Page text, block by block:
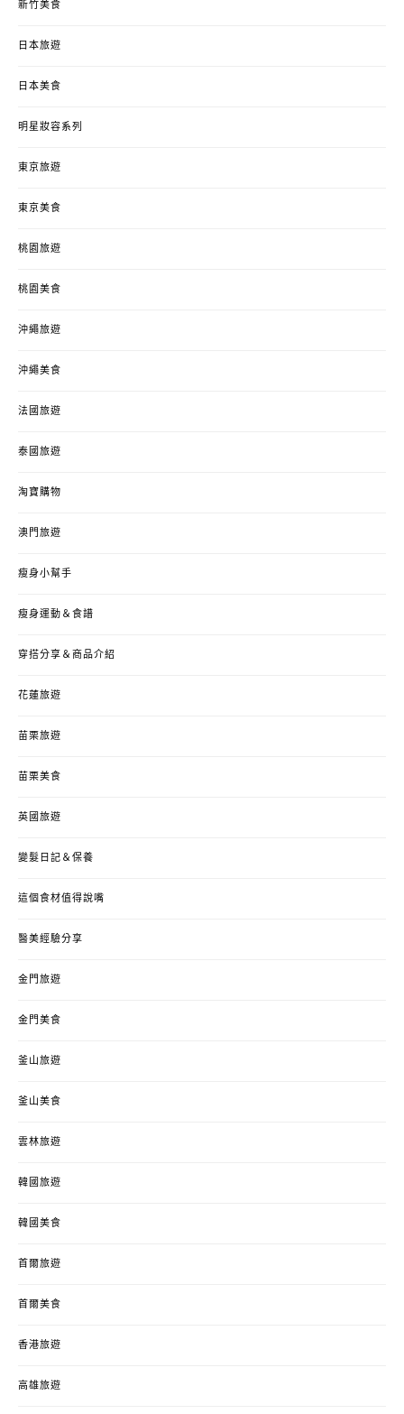
新竹美食
日本旅遊
日本美食
明星妝容系列
東京旅遊
東京美食
桃園旅遊
桃園美食
沖繩旅遊
沖繩美食
法國旅遊
泰國旅遊
淘寶購物
澳門旅遊
瘦身小幫手
瘦身運動＆食譜
穿搭分享＆商品介紹
花蓮旅遊
苗栗旅遊
苗栗美食
英國旅遊
變髮日記＆保養
這個食材值得說嘴
醫美經驗分享
金門旅遊
金門美食
釜山旅遊
釜山美食
雲林旅遊
韓國旅遊
韓國美食
首爾旅遊
首爾美食
香港旅遊
高雄旅遊